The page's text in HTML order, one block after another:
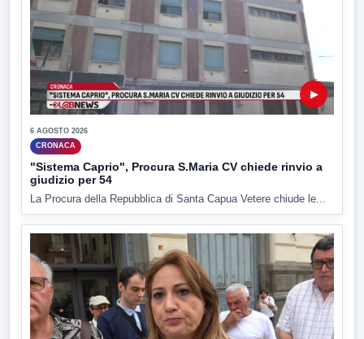
▶
6 AGOSTO 2026
CRONACA
"Sistema Caprio", Procura S.Maria CV chiede rinvio a
giudizio per 54
La Procura della Repubblica di Santa Capua Vetere chiude le...